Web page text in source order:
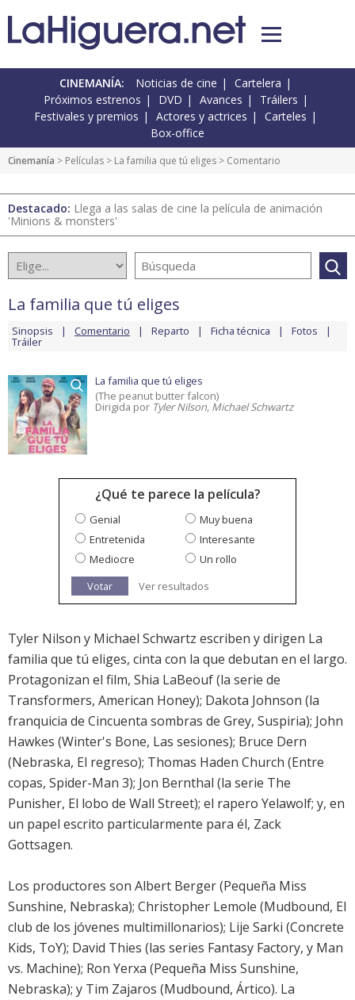
CINEMANÍA: Noticias de cine
Cartelera
Próximos estrenos
DVD Avances
Tráilers
Festivales y premios
Actores y actrices
Carteles
Box-office
Cinemanía > Películas > La familia que tú eliges > Comentario
Destacado: Llega a las salas de cine la película de animación
'Minions & monsters'
La familia que tú eliges
Sinopsis Comentario Reparto Ficha técnica Fotos
Tráiler
La familia que tú eliges
(The peanut butter falcon)
Dirigida por Tyler Nilson, Michael Schwartz
¿Qué te parece la película?
Genial
Muy buena
Entretenida
Interesante
Mediocre
Un rollo
Votar
Ver resultados
Tyler Nilson y Michael Schwartz escriben y dirigen La
familia que tú eliges, cinta con la que debutan en el largo.
Protagonizan el film, Shia LaBeouf (la serie de
Transformers, American Honey); Dakota Johnson (la
franquicia de Cincuenta sombras de Grey, Suspiria); John
Hawkes (Winter's Bone, Las sesiones); Bruce Dern
(Nebraska, El regreso); Thomas Haden Church (Entre
copas, Spider-Man 3); Jon Bernthal (la serie The
Punisher, El lobo de Wall Street); el rapero Yelawolf; y, en
un papel escrito particularmente para él, Zack
Gottsagen.
Los productores son Albert Berger (Pequeña Miss
Sunshine, Nebraska); Christopher Lemole (Mudbound, El
club de los jóvenes multimillonarios); Lije Sarki (Concrete
Kids, ToY); David Thies (las series Fantasy Factory, y Man
vs. Machine); Ron Yerxa (Pequeña Miss Sunshine,
Nebraska); y Tim Zajaros (Mudbound, Ártico). La